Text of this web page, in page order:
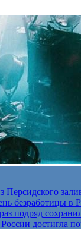
безработицы
подряд
достигла